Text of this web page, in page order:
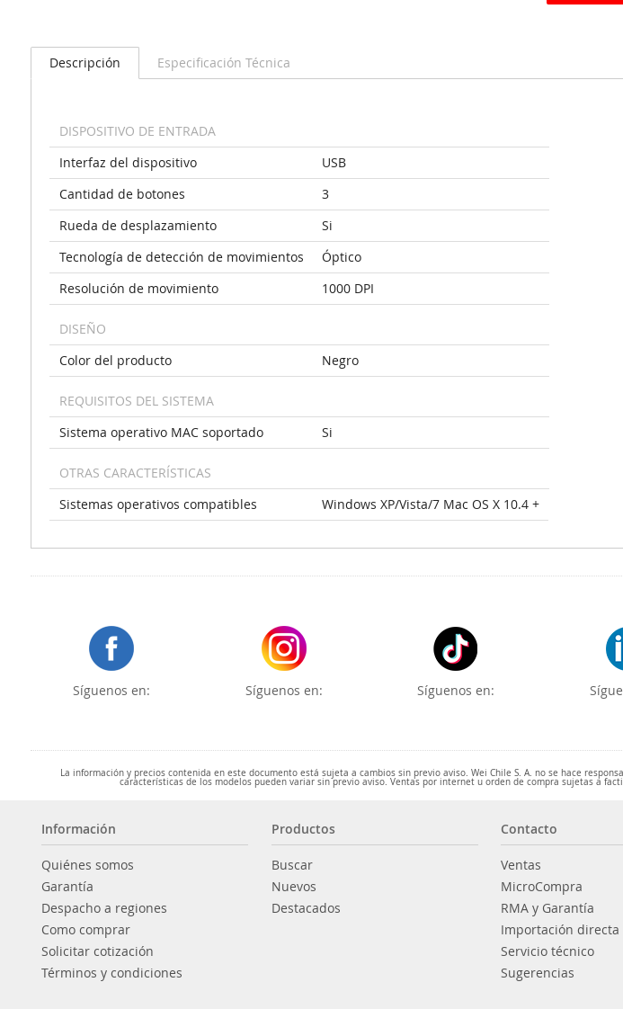
Descripción Especificación Técnica
DISPOSITIVO DE ENTRADA
Interfaz del dispositivo
USB
Cantidad de botones
3
Rueda de desplazamiento
Si
Tecnología de detección de movimientos
Óptico
Resolución de movimiento
1000 DPI
DISEÑO
Color del producto
Negro
REQUISITOS DEL SISTEMA
Sistema operativo MAC soportado
Si
OTRAS CARACTERÍSTICAS
Sistemas operativos compatibles
Windows XP/Vista/7 Mac OS X 10.4 +
Síguenos en: Síguenos en: Síguenos en:
La información y precios contenida en este documento está sujeta a cambios sin previo aviso. Wei Chile S. A. no se hace
características de los modelos pueden variar sin previo aviso. Ventas por internet u orden de compra sujetas a
Información
Quiénes somos
Garantía
Despacho a regiones
Como comprar
Solicitar cotización
Términos y condiciones
Productos
Buscar
Nuevos
Destacados
Contacto
Ventas
MicroCompra
RMA y Garantía
Importación directa
Servicio técnico
Sugerencias